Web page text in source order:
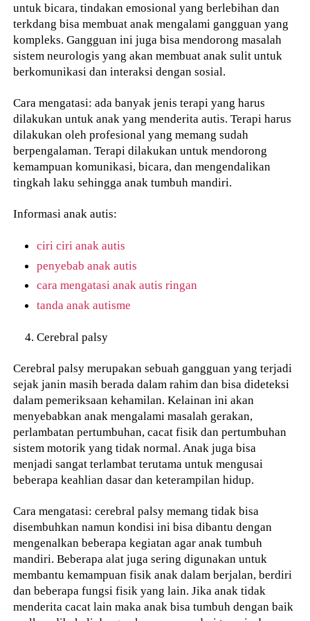
untuk bicara, tindakan emosional yang berlebihan dan
terkdang bisa membuat anak mengalami gangguan yang
kompleks. Gangguan ini juga bisa mendorong masalah
sistem neurologis yang akan membuat anak sulit untuk
berkomunikasi dan interaksi dengan sosial.
Cara mengatasi: ada banyak jenis terapi yang harus
dilakukan untuk anak yang menderita autis. Terapi harus
dilakukan oleh profesional yang memang sudah
berpengalaman. Terapi dilakukan untuk mendorong
kemampuan komunikasi, bicara, dan mengendalikan
tingkah laku sehingga anak tumbuh mandiri.
Informasi anak autis:
ciri ciri anak autis
penyebab anak autis
cara mengatasi anak autis ringan
tanda anak autisme
Cerebral palsy
Cerebral palsy merupakan sebuah gangguan yang terjadi
sejak janin masih berada dalam rahim dan bisa dideteksi
dalam pemeriksaan kehamilan. Kelainan ini akan
menyebabkan anak mengalami masalah gerakan,
perlambatan pertumbuhan, cacat fisik dan pertumbuhan
sistem motorik yang tidak normal. Anak juga bisa
menjadi sangat terlambat terutama untuk mengusai
beberapa keahlian dasar dan keterampilan hidup.
Cara mengatasi: cerebral palsy memang tidak bisa
disembuhkan namun kondisi ini bisa dibantu dengan
mengenalkan beberapa kegiatan agar anak tumbuh
mandiri. Beberapa alat juga sering digunakan untuk
membantu kemampuan fisik anak dalam berjalan, berdiri
dan beberapa fungsi fisik yang lain. Jika anak tidak
menderita cacat lain maka anak bisa tumbuh dengan baik